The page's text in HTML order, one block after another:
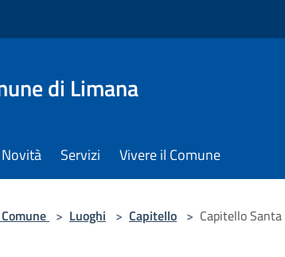
di Limana
Novità Servizi Vivere il Comune
> Luoghi > Capitello > Capitello